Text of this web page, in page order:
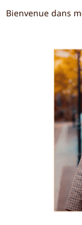
Bienvenue dans